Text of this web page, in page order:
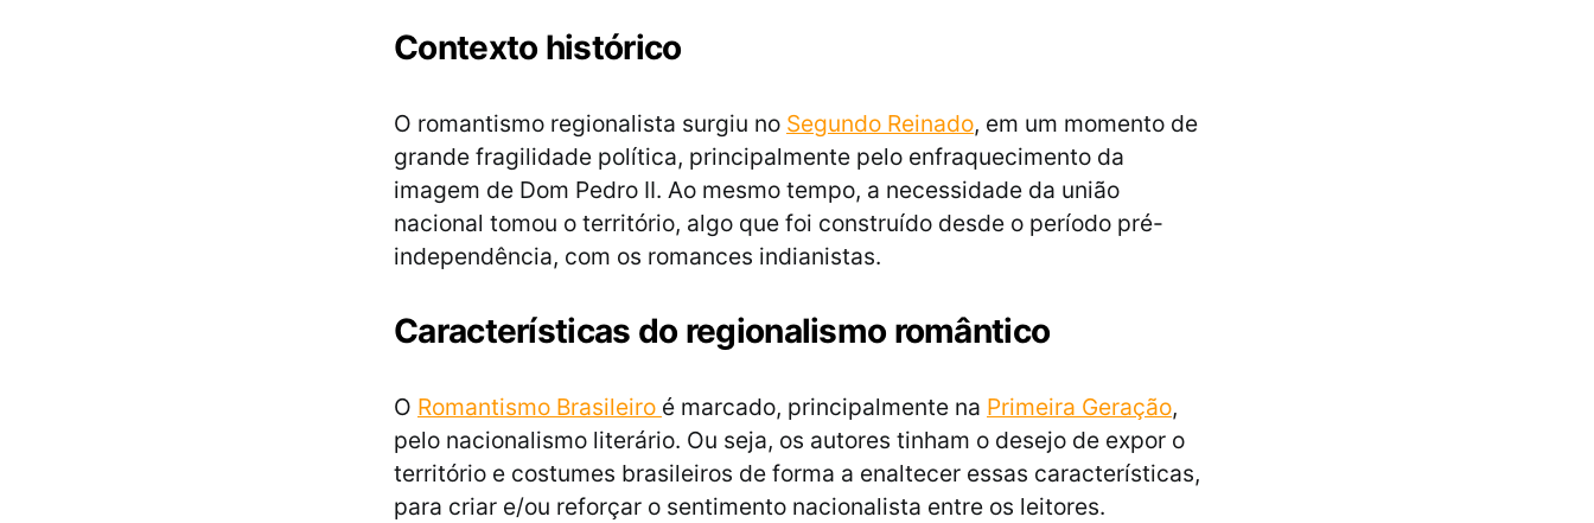
Contexto histórico
O romantismo regionalista surgiu no Segundo Reinado, em um momento de
grande fragilidade política, principalmente pelo enfraquecimento da
imagem de Dom Pedro II. Ao mesmo tempo, a necessidade da união
nacional tomou o território, algo que foi construído desde o período pré-
independência, com os romances indianistas.
Características do regionalismo romântico
O Romantismo Brasileiro é marcado, principalmente na Primeira Geração,
pelo nacionalismo literário. Ou seja, os autores tinham o desejo de expor o
território e costumes brasileiros de forma a enaltecer essas características,
para criar e/ou reforçar o sentimento nacionalista entre os leitores.